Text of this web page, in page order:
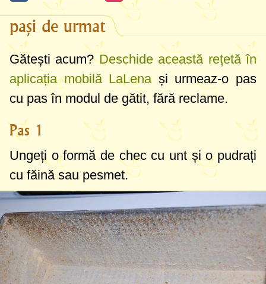
pași de urmat
Gătești acum?Deschide această rețetă în
aplicația mobilă LaLena și urmeaz-o pas
cu pas în modul de gătit, fără reclame.
Pas 1
Ungeți o formă de chec cu unt și o pudrați
cu făină sau pesmet.